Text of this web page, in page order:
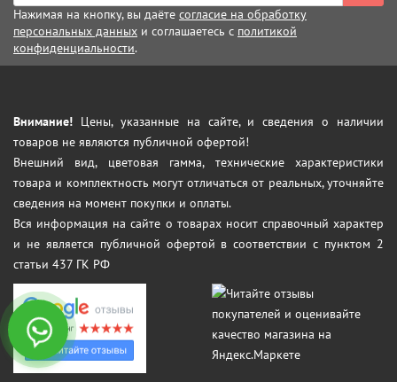
Нажимая на кнопку, вы даёте согласие на обработку
персональных данных и соглашаетесь с политикой
конфиденциальности.
Внимание! Цены, указанные на сайте, и сведения о наличии
товаров не являются публичной офертой!
Внешний вид, цветовая гамма, технические характеристики
товара и комплектность могут отличаться от реальных, уточняйте
сведения на момент покупки и оплаты.
Вся информация на сайте о товарах носит справочный характер
и не является публичной офертой в соответствии с пунктом 2
статьи 437 ГК РФ